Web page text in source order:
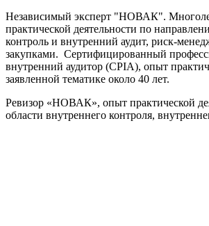
Независимый эксперт "НОВАК".
практической деятельности по
контроль и внутренний аудит, риск-
закупками. Сертифицированный
внутренний аудитор (CPIA), опыт
заявленной тематике около 40 лет.
Ревизор «НОВАК», опыт практической
области внутреннего контроля,